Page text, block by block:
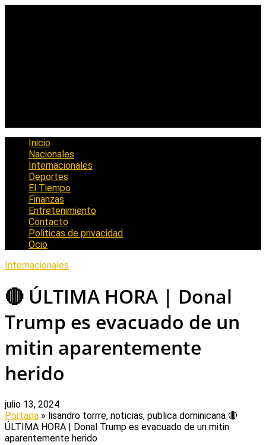
Inicio
Nacionales
Internacionales
Deportes
El Tiempo
Finanzas
Entretenimiento
Contacto
Politicas de privacidad
Ocio
Internacionales
🔴 ÚLTIMA HORA | Donal
Trump es evacuado de un
mitin aparentemente
herido
julio 13, 2024
Portada » lisandro torrre, noticias, publica dominicana 🔴
ÚLTIMA HORA | Donal Trump es evacuado de un mitin
aparentemente herido